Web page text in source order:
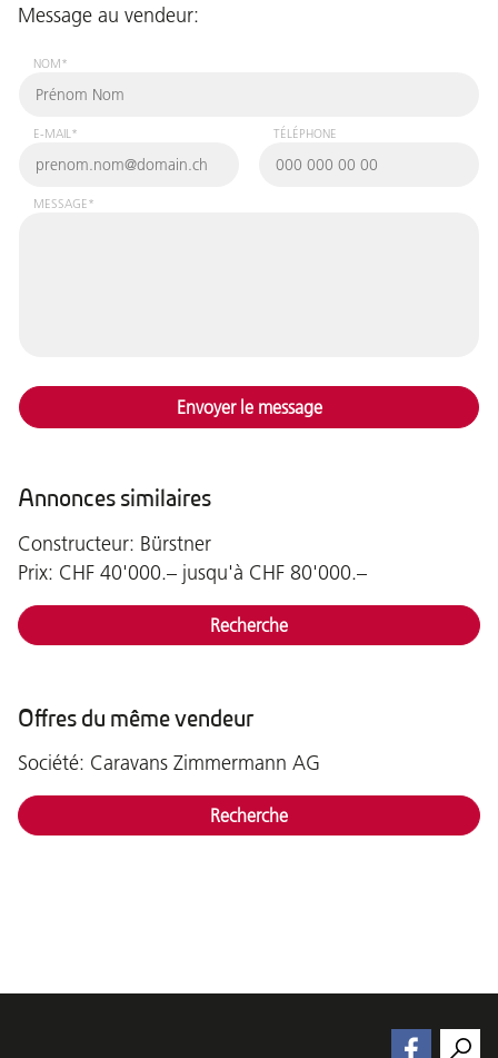
Message au vendeur:
NOM*
E-MAIL* TÉLÉPHONE
MESSAGE*
Envoyer le message
Annonces similaires
Constructeur: Bürstner
Prix: CHF 40'000.– jusqu'à CHF 80'000.–
Recherche
Offres du même vendeur
Société: Caravans Zimmermann AG
Recherche